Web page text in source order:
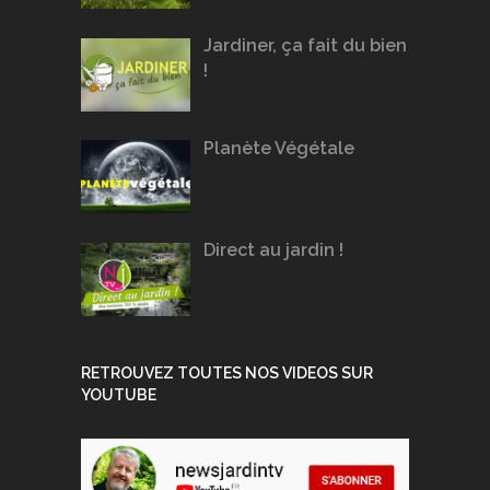
Jardiner, ça fait du bien
!
Planète Végétale
Direct au jardin !
RETROUVEZ TOUTES NOS VIDEOS SUR
YOUTUBE